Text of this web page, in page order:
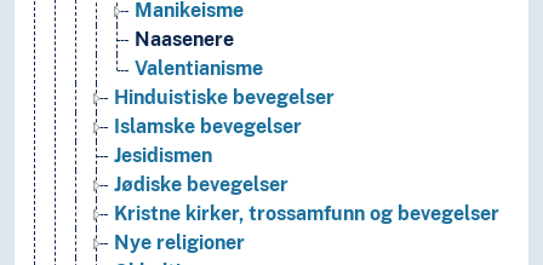
Manikeisme
Naasenere
Valentianisme
Hinduistiske bevegelser
Islamske bevegelser
Jesidismen
Jødiske bevegelser
Kristne kirker, trossamfunn og bevegelser
Nye religioner